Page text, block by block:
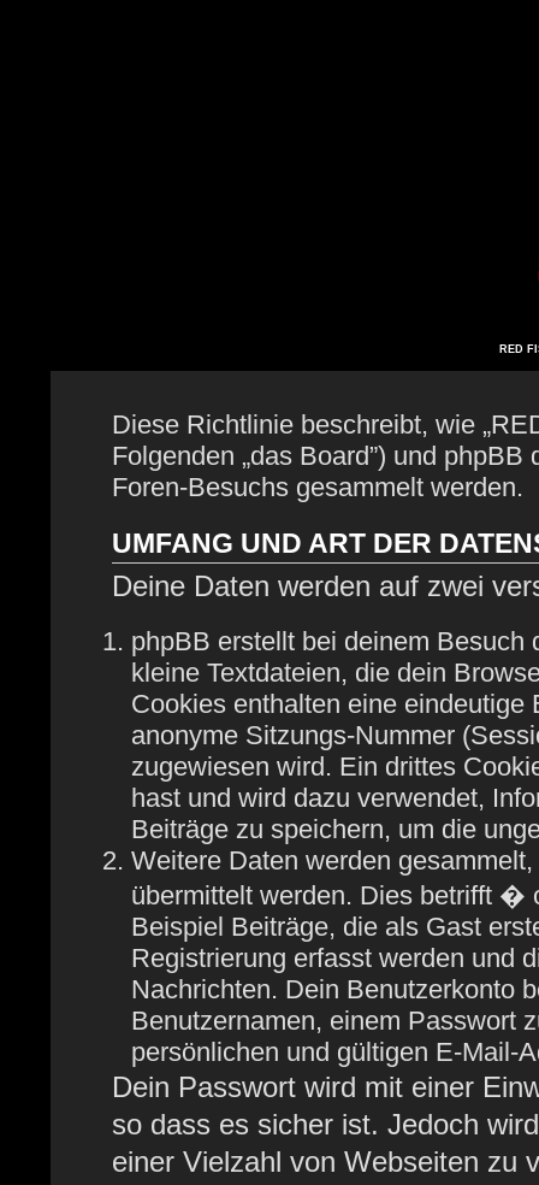
RED
Diese Richtlinie beschreibt, wie
Folgenden „das Board”) und
Foren-Besuchs gesammelt werden.
UMFANG UND ART DER
Deine Daten werden auf zwei
phpBB erstellt bei deinem
kleine Textdateien, die dein
Cookies enthalten eine
anonyme Sitzungs-Nummer
zugewiesen wird. Ein drittes
hast und wird dazu verwendet,
Beiträge zu speichern, um die
Weitere Daten werden
übermittelt werden. Dies betrifft
Beispiel Beiträge, die als Gast
Registrierung erfasst werden und
Nachrichten. Dein Benutzerkonto
Benutzernamen, einem Passwort
persönlichen und gültigen E-Mail-
Dein Passwort wird mit einer
so dass es sicher ist. Jedoch
einer Vielzahl von Webseiten zu